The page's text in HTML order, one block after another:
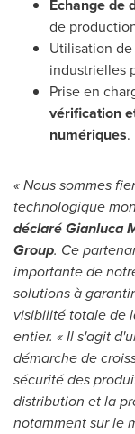
Échange de
de
Utilisation
industrielles
Prise en
vérification
numériques.
« Nous sommes
technologique
déclaréGianluca
Group. Ce
importante de
solutions à
visibilité totale de
entier. « Il s'agit
démarche de
sécurité des
distribution et la
notamment sur le